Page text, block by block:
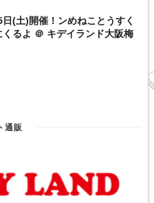
(土)開催！ンめねことうすく
くるよ ＠ キデイランド大阪梅
通販